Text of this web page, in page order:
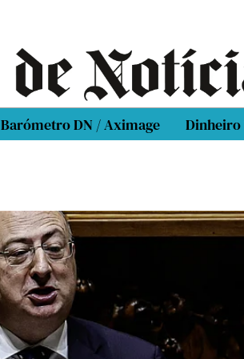
Barómetro DN / Aximage Dinheiro